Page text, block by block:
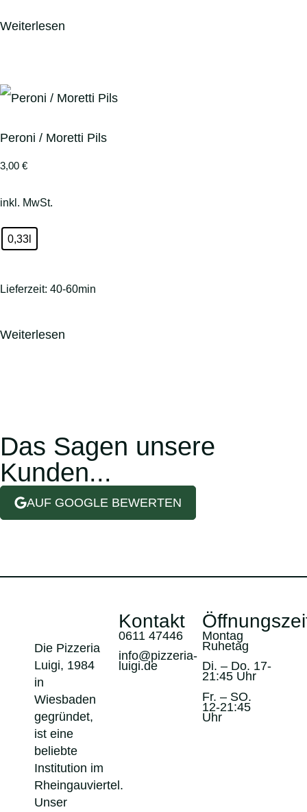
Weiterlesen
Peroni / Moretti Pils
3,00 €
inkl. MwSt.
0,33l
Lieferzeit: 40-60min
Weiterlesen
Das Sagen unsere
Kunden...
AUF GOOGLE BEWERTEN
Die Pizzeria
Luigi, 1984
in
Wiesbaden
gegründet,
ist eine
beliebte
Institution im
Rheingauviertel.
Unser
Kontakt
0611 47446
info@pizzeria-
luigi.de
Montag
Ruhetag
Di. – Do. 17-
21:45 Uhr
Fr. – SO.
12-21:45
Uhr